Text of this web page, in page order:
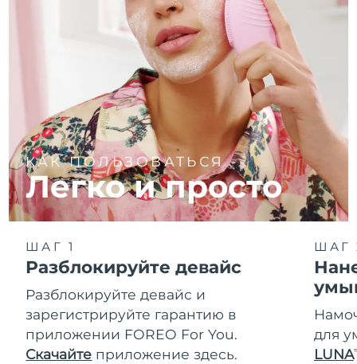
КАК ПОЛЬЗОВАТЬСЯ
Легко и просто
ШАГ 1
Разблокируйте девайс
Разблокируйте девайс и
зарегистрируйте гарантию в
приложении FOREO For You.
Скачайте приложение здесь.
ШАГ
для
LUNA